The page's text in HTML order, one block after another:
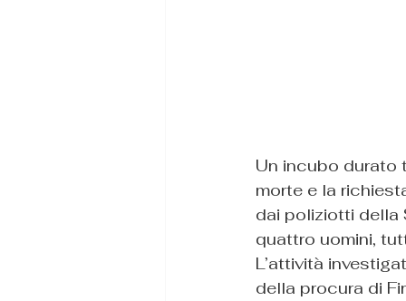
Un incubo durato
morte e la
dai poliziotti della
quattro uomini,
L’attività
della procura di